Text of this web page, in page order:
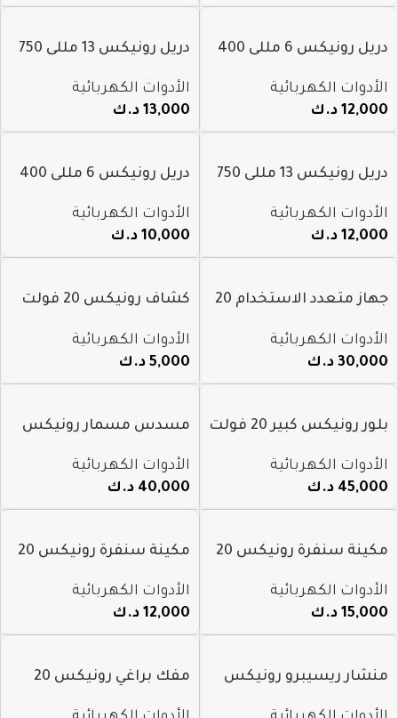
دريل رونيكس 6 مللى 400
الأدوات الكهربائية
12,000 د.ك
دريل رونيكس 13 مللى 750
الأدوات الكهربائية
13,000 د.ك
دريل رونيكس 13 مللى 750
الأدوات الكهربائية
12,000 د.ك
دريل رونيكس 6 مللى 400
الأدوات الكهربائية
10,000 د.ك
جهاز متعدد الاستخدام 20
8659
الأدوات الكهربائية
30,000 د.ك
كشاف رونيكس 20 فولت
الأدوات الكهربائية
5,000 د.ك
بلور رونيكس كبير 20 فولت
الأدوات الكهربائية
45,000 د.ك
مسدس مسمار رونيكس
الأدوات الكهربائية
40,000 د.ك
مكينة سنفرة رونيكس 20
الأدوات الكهربائية
15,000 د.ك
مكينة سنفرة رونيكس 20
الأدوات الكهربائية
12,000 د.ك
منشار ريسيبرو رونيكس
مفك براغي رونيكس 20